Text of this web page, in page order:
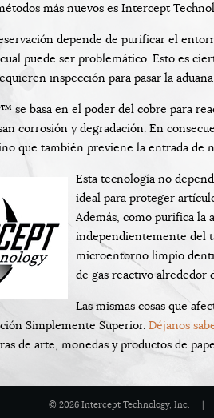
más nuevos es Intercept
depende de purificar el
puede ser problemático. Esto es
inspección para pasar la
se basa en el poder del cobre para
corrosión y degradación. En
que también previene la entrada de
Esta tecnología no
ideal para proteger
Además, como purifica la
independientemente del
microentorno limpio
de gas reactivo alrededor
Las mismas cosas que
Simplemente Superior. Déjanos
de arte, monedas y productos de
© 2026 Intercept Technology, Inc.